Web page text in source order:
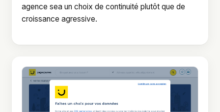
agence sea un choix de continuité plutôt que de
croissance agressive.